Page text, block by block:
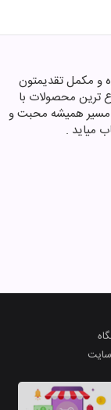
و مکمل تقدیمتون
هدف ارائه متنوع ترین محصولات با
مسیر همیشه محبت و
میاید .